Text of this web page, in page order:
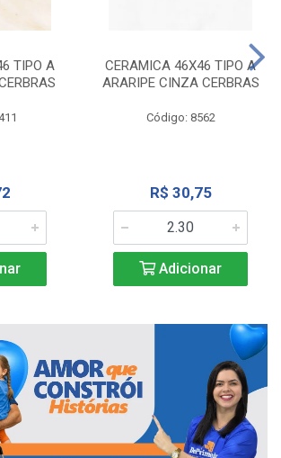
TIPO A
CERAMICA 46X46 TIPO A
ARARIPE CINZA CERBRAS
Código: 8562
R$ 30,75
Adicionar